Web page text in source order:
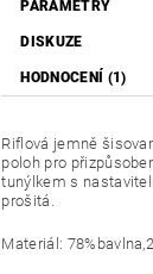
PARAMETRY
DISKUZE
HODNOCENÍ (1)
Riflová jemně
poloh pro
tunýlkem s
prošitá.
Materiál: